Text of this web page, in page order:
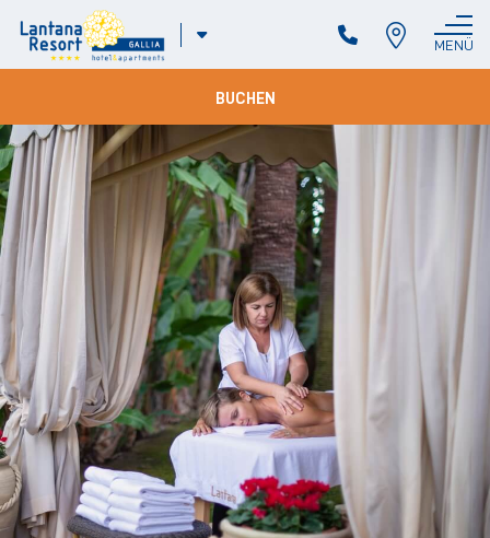
ENG
DEUBUCHEN
MENÜ